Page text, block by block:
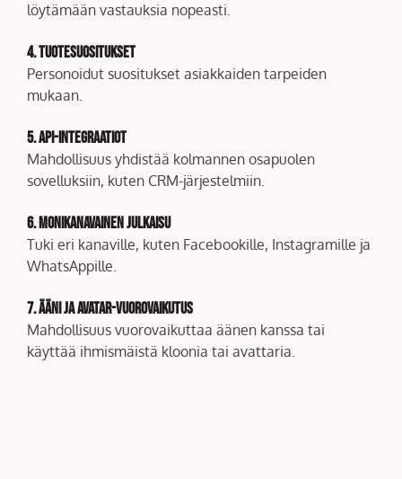
löytämään vastauksia nopeasti.
4. Tuotesuositukset
Personoidut suositukset asiakkaiden tarpeiden
mukaan.
5. API-integraatiot
Mahdollisuus yhdistää kolmannen osapuolen
sovelluksiin, kuten CRM-järjestelmiin.
6. Monikanavainen julkaisu
Tuki eri kanaville, kuten Facebookille, Instagramille ja
WhatsAppille.
7. Ääni ja avatar-vuorovaikutus
Mahdollisuus vuorovaikuttaa äänen kanssa tai
käyttää ihmismäistä kloonia tai avattaria.